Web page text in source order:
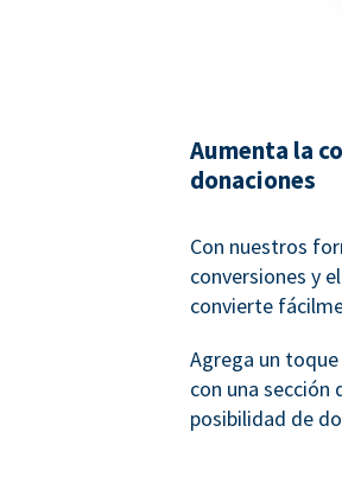
Aumenta la
donaciones
Con nuestros
conversiones y
convierte
Agrega un
con una sección
posibilidad de